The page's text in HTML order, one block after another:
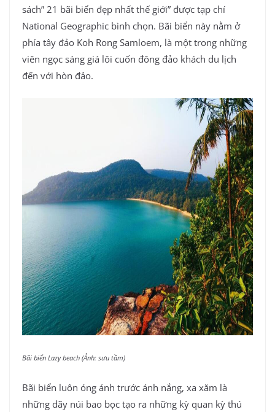
sách” 21 bãi biển đẹp nhất thế giới” được tạp chí
National Geographic bình chọn. Bãi biển này nằm ở
phía tây đảo Koh Rong Samloem, là một trong những
viên ngọc sáng giá lôi cuốn đông đảo khách du lịch
đến với hòn đảo.
Bãi biển Lazy beach (Ảnh: sưu tầm)
Bãi biển luôn óng ánh trước ánh nắng, xa xăm là
những dãy núi bao bọc tạo ra những kỳ quan kỳ thú